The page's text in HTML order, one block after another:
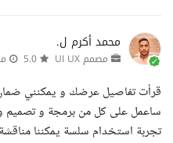
محمد أكرم ل.
مصمم UI UX
قرأت تفاصيل عرضك و يمكنني
ساعمل على كل من برمجة و تصميم
تجربة استخدام سلسة يمكننا